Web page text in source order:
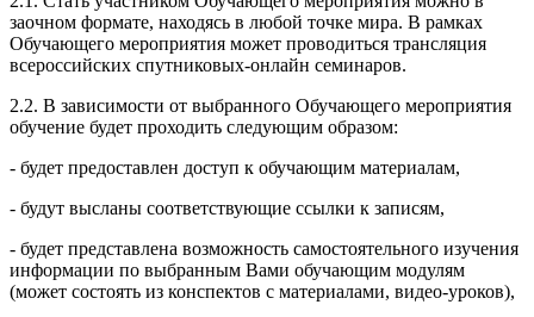
заочном формате, находясь в любой точке мира. В рамках
Обучающего мероприятия может проводиться трансляция
всероссийских спутниковых-онлайн семинаров.
2.2. В зависимости от выбранного Обучающего мероприятия
обучение будет проходить следующим образом:
- будет предоставлен доступ к обучающим материалам,
- будут высланы соответствующие ссылки к записям,
- будет представлена возможность самостоятельного изучения
информации по выбранным Вами обучающим модулям
(может состоять из конспектов с материалами, видео-уроков),